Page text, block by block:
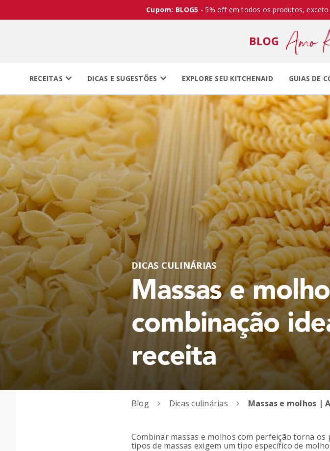
Cupom: BLOG5 - 5% off em todos os produtos,
RECEITAS DICAS E SUGESTÕES EXPLORE SEU KITCHENAID GUIAS DE
DICAS CULINÁRIAS
Massas e
combinação
receita
Blog Dicas culinárias
Combinar massas e molhos com perfeição torna
tipos de massas exigem um tipo específico de